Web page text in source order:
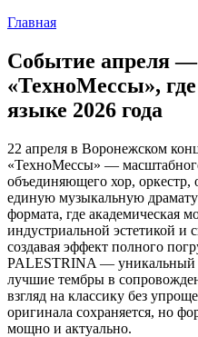
Главная
Событие апреля —
«ТехноМессы»,
языке 2026 года
22 апреля в Воронежском
«ТехноМессы» —
объединяющего хор, оркестр,
единую музыкальную
формата, где академическая
индустриальной эстетикой и
создавая эффект полного
PALESTRINA — уникальный
лучшие тембры в
взгляд на классику без
оригинала сохраняется, но
мощно и актуально.